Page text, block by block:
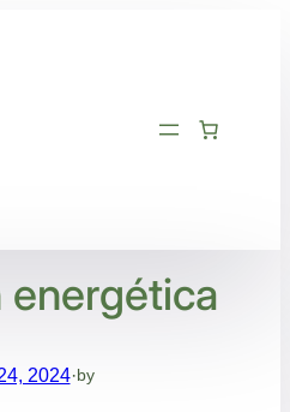
energética
2024·by